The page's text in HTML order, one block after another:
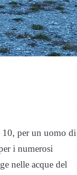
10, per un uomo di
i numerosi
nelle acque del